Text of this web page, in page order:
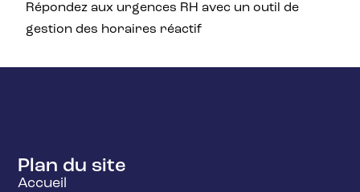
Répondez aux urgences RH avec un outil de
gestion des horaires réactif
Plan du site
Accueil